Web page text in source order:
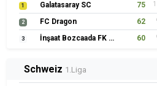
1 Galatasaray SC 75
2 FC Dragon 62
3 İnşaat Bozcaada FK 1957 60
Schweiz 1.Liga